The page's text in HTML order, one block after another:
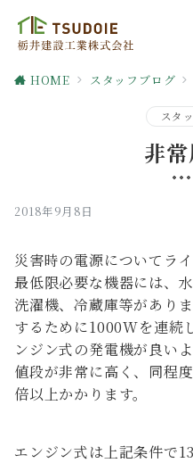
HOME スタッフブログ
スタ
非
2018年9月8日
災害時の電源についてラ
最低限必要な機器には、
洗濯機、冷蔵庫等があり
するために1000Wを連続
ンジン式の発電機が良い
値段が非常に高く、同程
倍以上かかります。
エンジン式は上記条件で